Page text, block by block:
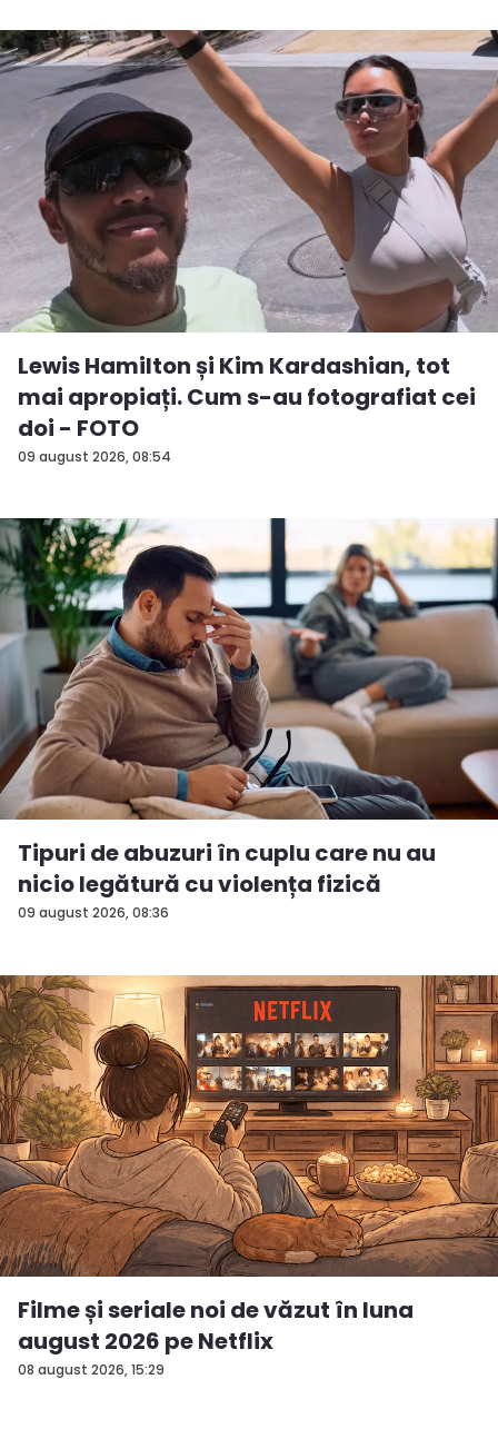
09 august 2026, 08:54
Lewis Hamilton și Kim Kardashian, tot
mai apropiați. Cum s-au fotografiat cei
doi - FOTO
09 august 2026, 08:36
Tipuri de abuzuri în cuplu care nu au
nicio legătură cu violența fizică
08 august 2026, 15:29
Filme și seriale noi de văzut în luna
august 2026 pe Netflix